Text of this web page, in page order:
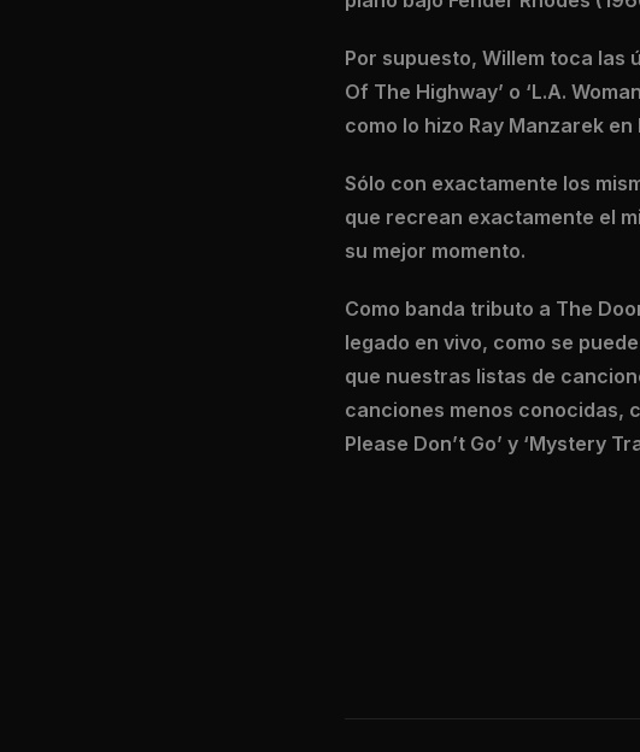
Por supuesto, Willem toca las
Of The Highway’ o ‘L.A.
como lo hizo Ray Manzarek
Sólo con exactamente los
que recrean exactamente el
su mejor momento.
Como banda tributo a The
legado en vivo, como se
que nuestras listas de
canciones menos conocidas,
Please Don’t Go’ y ‘Mystery